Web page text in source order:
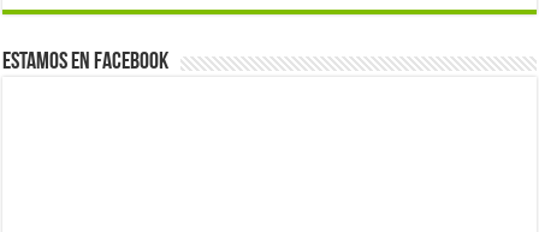
Estamos en Facebook